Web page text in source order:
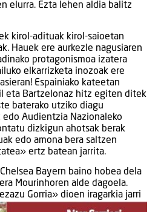
elurra. Ezta lehen aldia balitz
kirol-adituak kirol-saioetan
Hauek ere aurkezle nagusiaren
protagonismoa izatera
elkarrizketa inozoak ere
Espainiako kateetan
eta Bartzelonaz hitz egiten ditek
baterako utziko diagu
edo Audientzia Nazionaleko
dizkigun ahotsak berak
edo amona bera saltzen
ertz batean jarrita.
Bayern baino hobea dela
Mourinhoren alde dagoela.
Gorria» dioen iragarkia jarri